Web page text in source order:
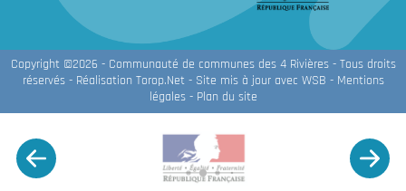
Copyright ©2026 - Communauté de communes des 4 Rivières - Tous droits
réservés - Réalisation Torop.Net- Site mis à jour avec WSB - Mentions
légales- Plan du site